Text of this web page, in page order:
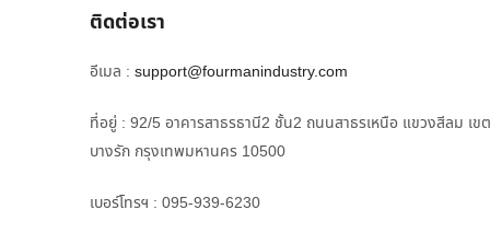
ติดต่อเรา
อีเมล : support@fourmanindustry.com
ที่อยู่ : 92/5 อาคารสาธรธานี2 ชั้น2 ถนนสาธรเหนือ แขวงสีลม เขต
บางรัก กรุงเทพมหานคร 10500
เบอร์โทรฯ : 095-939-6230